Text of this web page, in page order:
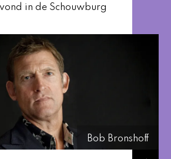
in de Schouwburg
Bob Bronshoff